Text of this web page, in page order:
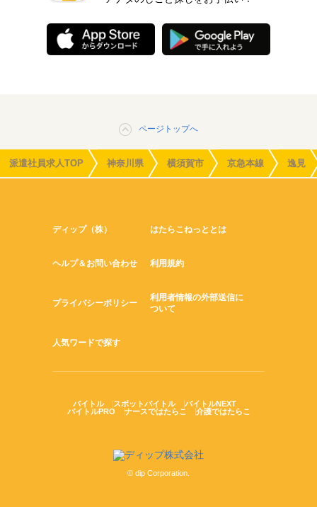
ページトップへ
派遣社員求人TOP 神奈川県 横須賀市 京急本線 逸見
ディップ（株） はたらこねっととは
ヘルプ＆お問い合わせ 利用規約
プライバシーポリシー
利用者情報の外部送信に
ついて
人気ワードで探す
バイトル スポットバイトル
バイトルNEXT
バイトルPRO
ナースではたらこ 介護ではたらこ
© dip Corporation.